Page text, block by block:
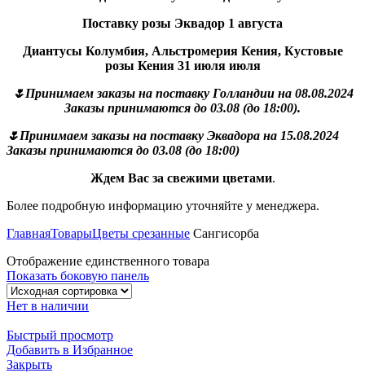
Поставку розы Эквадор 1 августа
Диантусы Колумбия, Альстромерия Кения, Кустовые
розы Кения 31 июля июля
🌷Принимаем заказы на поставку Голландии на 08.08.2024
Заказы принимаются до 03.08 (до 18:00).
🌷Принимаем заказы на поставку Эквадора на 15.08.2024
Заказы принимаются до 03.08 (до 18:00)
Ждем Вас за свежими цветами.
Более подробную информацию уточняйте у менеджера.
ГлавнаяТоварыЦветы срезанные Сангисорба
Отображение единственного товара
Показать боковую панель
Нет в наличии
Быстрый просмотр
Добавить в Избранное
Закрыть